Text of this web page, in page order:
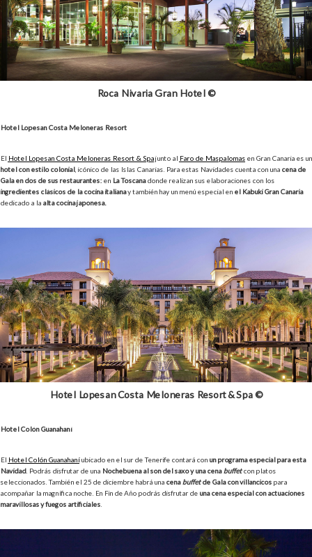
Roca Nivaria Gran Hotel ©
Hotel Lopesan Costa Meloneras Resort
El Hotel Lopesan Costa Meloneras Resort & Spajunto al Faro de Maspalomas en Gran Canaria es un
hotel con estilo colonial, icónico de las Islas Canarias. Para estas Navidades cuenta con una cena de
Gala en dos de sus restaurantes: en La Toscanadonde realizan sus elaboraciones con los
ingredientes clásicos de la cocina italianay también hay un menú especial en el Kabuki Gran Canaria
dedicado a la alta cocina japonesa.
Hotel Lopesan Costa Meloneras Resort & Spa ©
Hotel Colón Guanahaní
El Hotel Colón Guanahaníubicado en el sur de Tenerife contará con un programa especial para esta
Navidad. Podrás disfrutar de una Nochebuena al son del saxo y una cenabuffetcon platos
seleccionados. También el 25 de diciembre habrá una cenabuffetde Gala con villancicos para
acompañar la magnífica noche. En Fin de Año podrás disfrutar de una cena especial con actuaciones
maravillosas y fuegos artificiales